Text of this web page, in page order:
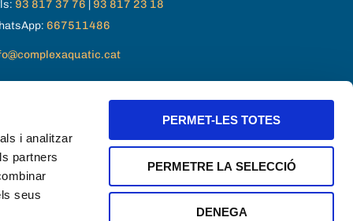
i analitzar
partners
seus
PERMET-LES TOTES
PERMETRE LA SELECCIÓ
DENEGA
93 817 37 76 | 93 817 23 18
667511486